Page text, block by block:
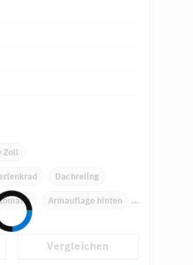
Zoll
Dachreling
Armauflage hinten
Funktions-Display
Vergleichen